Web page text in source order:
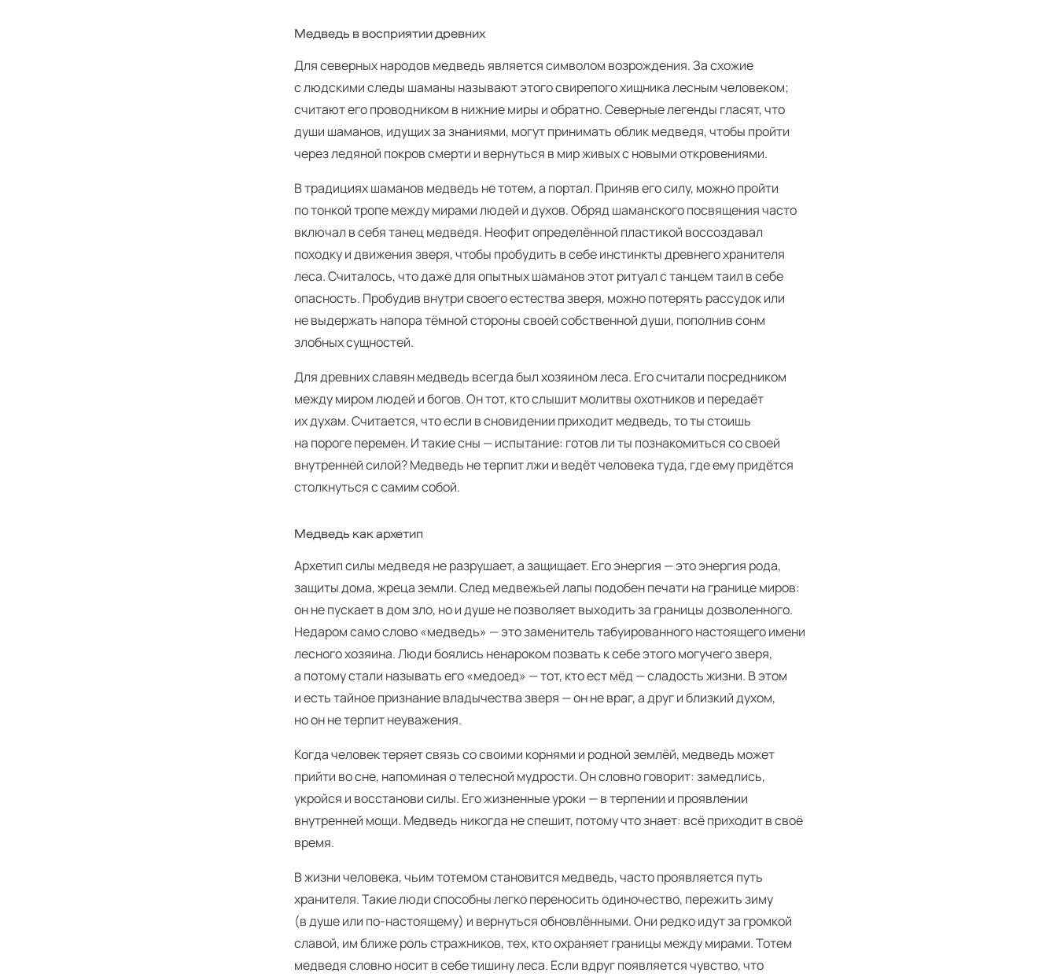
Медведь в восприятии древних
Для северных народов медведь является символом возрождения. За схожие
с людскими следы шаманы называют этого свирепого хищника лесным человеком;
считают его проводником в нижние миры и обратно. Северные легенды гласят, что
души шаманов, идущих за знаниями, могут принимать облик медведя, чтобы пройти
через ледяной покров смерти и вернуться в мир живых с новыми откровениями.
В традициях шаманов медведь не тотем, а портал. Приняв его силу, можно пройти
по тонкой тропе между мирами людей и духов. Обряд шаманского посвящения часто
включал в себя танец медведя. Неофит определённой пластикой воссоздавал
походку и движения зверя, чтобы пробудить в себе инстинкты древнего хранителя
леса. Считалось, что даже для опытных шаманов этот ритуал с танцем таил в себе
опасность. Пробудив внутри своего естества зверя, можно потерять рассудок или
не выдержать напора тёмной стороны своей собственной души, пополнив сонм
злобных сущностей.
Для древних славян медведь всегда был хозяином леса. Его считали посредником
между миром людей и богов. Он тот, кто слышит молитвы охотников и передаёт
их духам. Считается, что если в сновидении приходит медведь, то ты стоишь
на пороге перемен. И такие сны — испытание: готов ли ты познакомиться со своей
внутренней силой? Медведь не терпит лжи и ведёт человека туда, где ему придётся
столкнуться с самим собой.
Медведь как архетип
Архетип силы медведя не разрушает, а защищает. Его энергия — это энергия рода,
защиты дома, жреца земли. След медвежьей лапы подобен печати на границе миров:
он не пускает в дом зло, но и душе не позволяет выходить за границы дозволенного.
Недаром само слово «медведь» — это заменитель табуированного настоящего имени
лесного хозяина. Люди боялись ненароком позвать к себе этого могучего зверя,
а потому стали называть его «медоед» — тот, кто ест мёд — сладость жизни. В этом
и есть тайное признание владычества зверя — он не враг, а друг и близкий духом,
но он не терпит неуважения.
Когда человек теряет связь со своими корнями и родной землёй, медведь может
прийти во сне, напоминая о телесной мудрости. Он словно говорит: замедлись,
укройся и восстанови силы. Его жизненные уроки — в терпении и проявлении
внутренней мощи. Медведь никогда не спешит, потому что знает: всё приходит в своё
время.
В жизни человека, чьим тотемом становится медведь, часто проявляется путь
хранителя. Такие люди способны легко переносить одиночество, пережить зиму
(в душе или по-настоящему) и вернуться обновлёнными. Они редко идут за громкой
славой, им ближе роль стражников, тех, кто охраняет границы между мирами. Тотем
медведя словно носит в себе тишину леса. Если вдруг появляется чувство, что